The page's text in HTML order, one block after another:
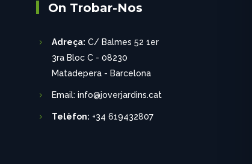
On Trobar-Nos
Adreça: C/ Balmes 52 1er
3ra Bloc C - 08230
Matadepera - Barcelona
Email: info@joverjardins.cat
Telèfon: +34 619432807